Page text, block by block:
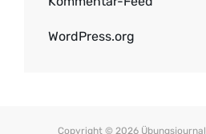
WordPress.org
Copyright © 2026 Übungsjournal